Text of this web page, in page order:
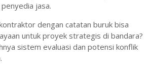
jasa.
dengan catatan buruk bisa
untuk proyek strategis di bandara?
sistem evaluasi dan potensi konflik